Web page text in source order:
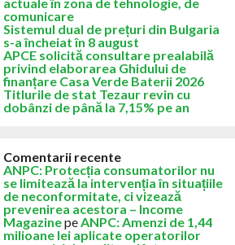
comunicare
Sistemul dual de prețuri din Bulgaria
s-a încheiat în 8 august
APCE solicită consultare prealabilă
privind elaborarea Ghidului de
finanțare Casa Verde Baterii 2026
Titlurile de stat Tezaur revin cu
dobânzi de până la 7,15% pe an
Comentarii recente
ANPC: Protecția consumatorilor nu
se limitează la intervenția în situațiile
de neconformitate, ci vizează
prevenirea acestora – Income
MagazinepeANPC: Amenzi de 1,44
milioane lei aplicate operatorilor